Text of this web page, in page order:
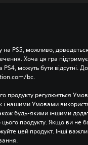
на PS5, можливо,
Хоча ця гра
PS4, можуть бути відсутні.
bc.
продукту регулюється
і нашими Умовами
будь-якими іншими
цього продукту. Якщо ви не
цей продукт. Інші